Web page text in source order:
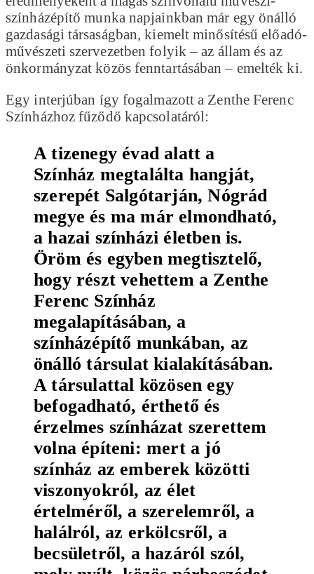
színházépítő munka napjainkban már egy önálló
gazdasági társaságban, kiemelt minősítésű előadó-
művészeti szervezetben folyik – az állam és az
önkormányzat közös fenntartásában – emelték ki.
Egy interjúban így fogalmazott a Zenthe Ferenc
Színházhoz fűződő kapcsolatáról:
A tizenegy évad alatt a
Színház megtalálta hangját,
szerepét Salgótarján, Nógrád
megye és ma már elmondható,
a hazai színházi életben is.
Öröm és egyben megtisztelő,
hogy részt vehettem a Zenthe
Ferenc Színház
megalapításában, a
színházépítő munkában, az
önálló társulat kialakításában.
A társulattal közösen egy
befogadható, érthető és
érzelmes színházat szerettem
volna építeni: mert a jó
színház az emberek közötti
viszonyokról, az élet
értelméről, a szerelemről, a
halálról, az erkölcsről, a
becsületről, a hazáról szól,